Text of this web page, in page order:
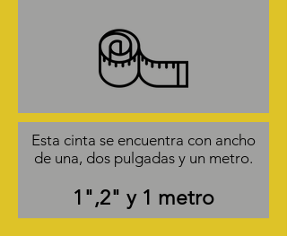
Esta cinta se encuentra con ancho
de una, dos pulgadas y un metro.
1",2" y 1 metro